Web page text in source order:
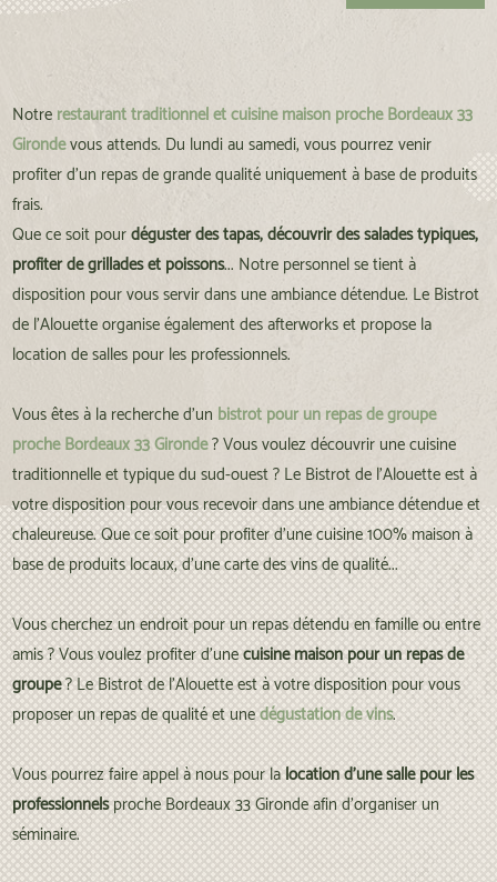
Notrerestaurant traditionnel et cuisine maison proche Bordeaux 33
Girondevous attends. Du lundi au samedi, vous pourrez venir
profiter d'un repas de grande qualité uniquement à base de produits
frais.
Que ce soit pourdéguster des tapas, découvrir des salades typiques,
profiter de grillades et poissons... Notre personnel se tient à
disposition pour vous servir dans une ambiance détendue. Le Bistrot
de l'Alouette organise également des afterworks et propose la
location de salles pour les professionnels.
Vous êtes à la recherche d'un bistrot pour un repas de groupe
proche Bordeaux 33 Gironde? Vous voulez découvrir une cuisine
traditionnelle et typique du sud-ouest ? Le Bistrot de l'Alouette est à
votre disposition pour vous recevoir dans une ambiance détendue et
chaleureuse. Que ce soit pour profiter d'une cuisine 100% maison à
base de produits locaux, d'une carte des vins de qualité...
Vous cherchez un endroit pour un repas détendu en famille ou entre
amis ? Vous voulez profiter d'unecuisine maison pour un repas de
groupe? Le Bistrot de l'Alouette est à votre disposition pour vous
proposer un repas de qualité et unedégustation de vins.
Vous pourrez faire appel à nous pour lalocation d'une salle pour les
professionnelsproche Bordeaux 33 Gironde afin d'organiser un
séminaire.